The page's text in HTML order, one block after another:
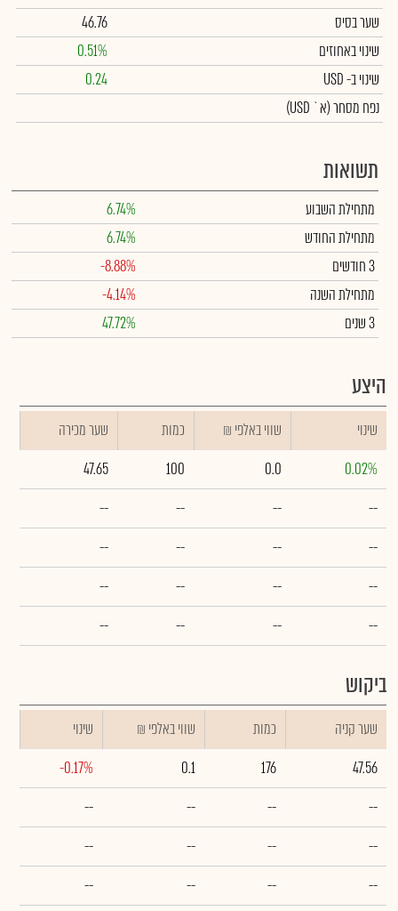
שער בסיס
46.76
שינוי באחוזים
0.51%
שינויב- USD
0.24
נפח מסחר(א` USD)
תשואות
מתחילת השבוע
6.74%
מתחילת החודש
6.74%
3 חודשים
-8.88%
מתחילת השנה
-4.14%
3 שנים
47.72%
היצע
שינוי ₪ שווי באלפי כמות
שער מכירה
0.02%
0.0
100
47.65
--
--
--
--
--
--
--
--
--
--
--
--
--
--
--
--
ביקוש
שער קניה כמות ₪ שווי באלפי
שינוי
47.56
176
0.1
-0.17%
--
--
--
--
--
--
--
--
--
--
--
--